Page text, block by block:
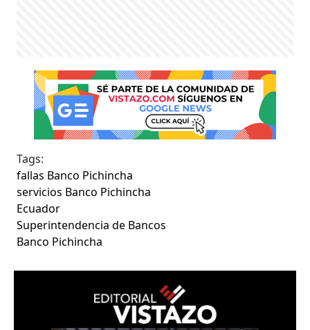
Tags:
fallas Banco Pichincha
servicios Banco Pichincha
Ecuador
Superintendencia de Bancos
Banco Pichincha